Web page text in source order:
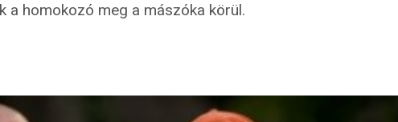
a homokozó meg a mászóka körül.